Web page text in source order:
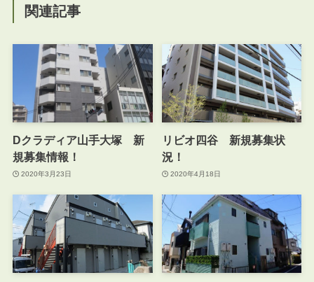
関連記事
Dクラディア山手大塚 新
規募集情報！
2020年3月23日
リビオ四谷 新規募集状
況！
2020年4月18日